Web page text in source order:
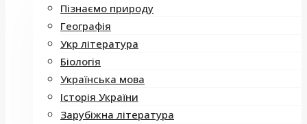
Пізнаємо природу
Географія
Укр література
Біологія
Українська мова
Історія України
Зарубіжна література